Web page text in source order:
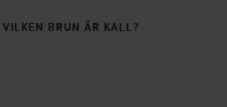
BRUN ÄR KALL?